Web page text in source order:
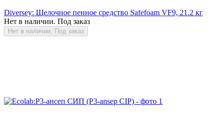
Diversey: Щелочное пенное средство Safefoam VF9, 21.2 кг
Нет в наличии. Под заказ
Нет в наличии. Под заказ